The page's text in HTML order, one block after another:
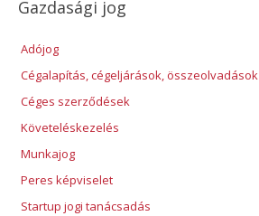
Gazdasági jog
Adójog
Cégalapítás, cégeljárások, összeolvadások
Céges szerződések
Követeléskezelés
Munkajog
Peres képviselet
Startup jogi tanácsadás